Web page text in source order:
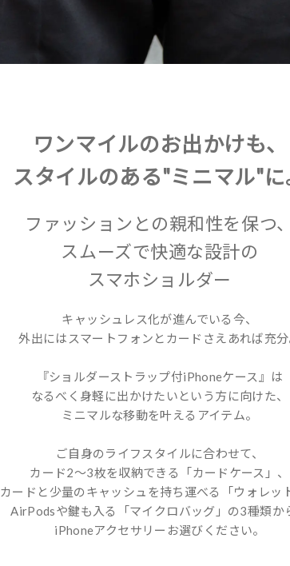
ワンマイルのお出かけも、
スタイルのある"ミニマル"に
ファッションとの親和性を保つ、
スムーズで快適な設計の
スマホショルダー
キャッシュレス化が進んでいる今、
外出にはスマートフォンとカードさえあれば充分
『ショルダーストラップ付iPhoneケース』は
なるべく身軽に出かけたいという方に向けた、
ミニマルな移動を叶えるアイテム。
ご自身のライフスタイルに合わせて、
カード2〜3枚を収納できる「カードケース」、
カードと少量のキャッシュを持ち運べる「ウォレッ
AirPodsや鍵も入る「マイクロバッグ」の3種類か
iPhoneアクセサリーお選びください。